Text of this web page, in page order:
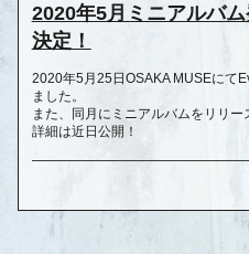
2020年5月ミニアルバ
決定！
2020年5月25日OSAKA MUSEにて
ました。
また、同月にミニアルバムをリリー
詳細は近日公開！